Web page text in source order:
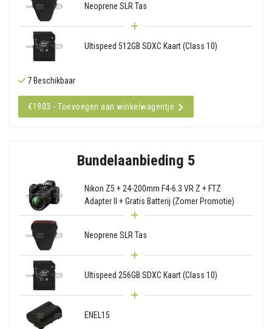
Neoprene SLR Tas
Ultispeed 512GB SDXC Kaart (Class 10)
7 Beschikbaar
€1903 - Toevoegen aan winkelwagentje
Bundelaanbieding 5
Nikon Z5 + 24-200mm F4-6.3 VR Z + FTZ
Adapter II + Gratis Batterij (Zomer Promotie)
Neoprene SLR Tas
Ultispeed 256GB SDXC Kaart (Class 10)
ENEL15